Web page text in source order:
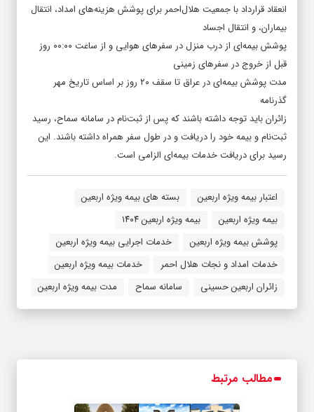
انعقاد قرارداد با جمعیت هلال‌احمر برای پوشش هزینه‌های امداد، انتقال
بیماران، و انتقال اجساد
پوشش بیمه‌ای از درب منزل در سفرهای هوایی و از ساعت ۰۰:۰۰ روز
قبل از خروج در سفرهای زمینی
مدت پوشش بیمه‌ای در عراق تا سقف ۲۰ روز بر اساس تاریخ مهر
گذرنامه
زائران باید توجه داشته باشند که پس از ثبت‌نام در سامانه سماح، رسید
ثبت‌نام و بیمه خود را دریافت و در طول سفر همراه داشته باشند. این
رسید برای دریافت خدمات بیمه‌ای الزامی است.
اعتبار بیمه ویژه اربعین
بسته های بیمه ویژه اربعین
بیمه ویژه اربعین
بیمه ویژه اربعین ۱۴۰۴
پوشش بیمه ویژه اربعین
خدمات اجرایی بیمه ویژه اربعین
خدمات امداد و نجات هلال احمر
خدمات بیمه ویژه اربعین
زائران اربعین حسینی
سامانه سماح مدت بیمه ویژه اربعین
مطالب مرتبط